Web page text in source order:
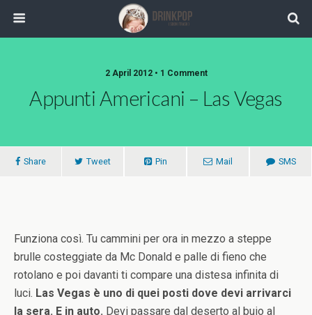
2 April 2012 • 1 Comment
Appunti Americani – Las Vegas
Share Tweet Pin Mail SMS
Funziona così. Tu cammini per ora in mezzo a steppe
brulle costeggiate da Mc Donald e palle di fieno che
rotolano e poi davanti ti compare una distesa infinita di
luci. Las Vegas è uno di quei posti dove devi arrivarci
la sera. E in auto. Devi passare dal deserto al buio al